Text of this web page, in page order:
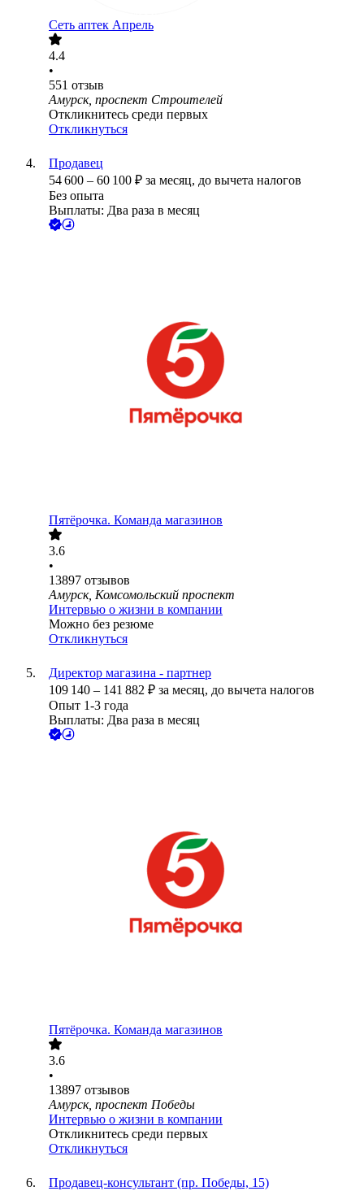
Сеть аптек Апрель
4.4
•
551 отзыв
Амурск, проспект Строителей
Откликнитесь среди первых
Откликнуться
Продавец
54 600 – 60 100 ₽ за месяц, до вычета налогов
Без опыта
Выплаты: Два раза в месяц
Пятёрочка. Команда магазинов
3.6
•
13897 отзывов
Амурск, Комсомольский проспект
Интервью о жизни в компании
Можно без резюме
Откликнуться
Директор магазина - партнер
109 140 – 141 882 ₽ за месяц, до вычета налогов
Опыт 1-3 года
Выплаты: Два раза в месяц
Пятёрочка. Команда магазинов
3.6
•
13897 отзывов
Амурск, проспект Победы
Интервью о жизни в компании
Откликнитесь среди первых
Откликнуться
Продавец-консультант (пр. Победы, 15)